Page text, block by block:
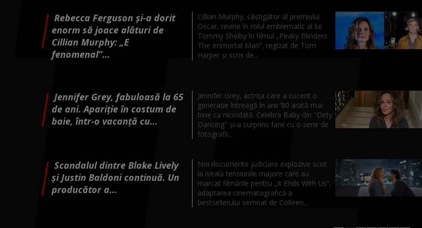
Rebecca Ferguson și-a dorit
enorm să joace alături de
Cillian Murphy: „E
fenomenal”...
Cillian Murphy, câştigător al premiului
Oscar, revine în rolul emblematic al lui
Tommy Shelby în filmul „Peaky Blinders:
The Immortal Man”, regizat de Tom
Harper şi scris de...
Jennifer Grey, fabuloasă la 65
de ani. Apariție în costum de
baie, într-o vacanță cu...
Jennifer Grey, actrița care a cucerit o
generație întreagă în anii ’80 arată mai
bine ca niciodată. Celebra Baby din "Dirty
Dancing" și-a surprins fanii cu o serie de
fotografii...
Scandalul dintre Blake Lively
și Justin Baldoni continuă. Un
producător a...
Noi documente judiciare explozive scot
la iveală tensiunile majore care au
marcat filmările pentru „It Ends With Us”,
adaptarea cinematografică a
bestsellerului semnat de Colleen...